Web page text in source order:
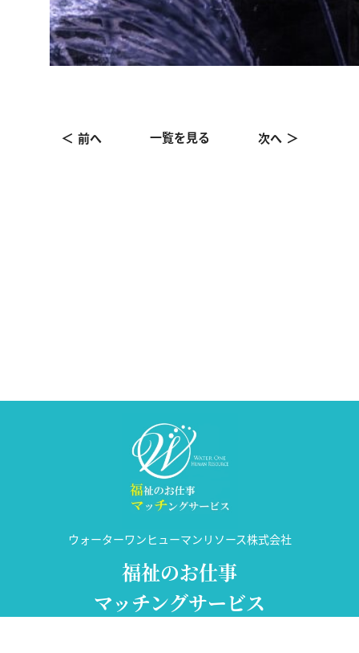
前へ 一覧を見る 次へ
ウォーターワンヒューマンリソース株式会社
福祉のお仕事
マッチングサービス